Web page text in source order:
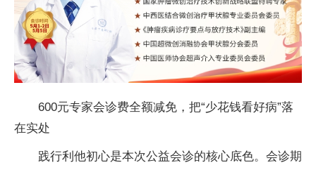
600元专家会诊费全额减免，把“少花钱看好病”落
在实处
践行利他初心是本次公益会诊的核心底色。会诊期